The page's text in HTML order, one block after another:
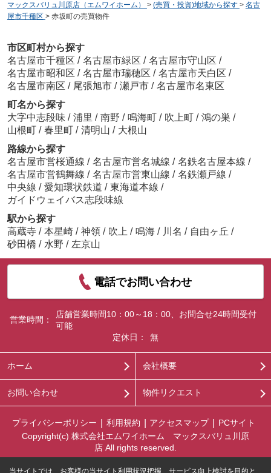
マックスバリュ川原店（エムワイホーム） > (売買・投資)地域から探す > 名古
屋市千種区 > 赤坂町の売買物件
市区町村から探す
名古屋市千種区 / 名古屋市緑区 / 名古屋市守山区 /
名古屋市昭和区 / 名古屋市瑞穂区 / 名古屋市天白区 /
名古屋市南区 / 尾張旭市 / 瀬戸市 / 名古屋市名東区
町名から探す
大字中志段味 / 浦里 / 南野 / 鳴海町 / 吹上町 / 鴻の巣 /
山根町 / 春里町 / 清明山 / 大根山
路線から探す
名古屋市営桜通線 / 名古屋市営名城線 / 名鉄名古屋本線 /
名古屋市営鶴舞線 / 名古屋市営東山線 / 名鉄瀬戸線 /
中央線 / 愛知環状鉄道 / 東海道本線 /
ガイドウェイバス志段味線
駅から探す
高蔵寺 / 本星崎 / 神領 / 吹上 / 鳴海 / 川名 / 自由ヶ丘 /
砂田橋 / 水野 / 左京山
電話でお問い合わせ
営業時間：
店舗営業時間10：00～18：00、お問合せ24時間受付
可能
定休日：
無
ホーム 会社概要
お問い合わせ 物件リクエスト
プライバシーポリシー 利用規約 アクセスマップ
PCサイト
Copyright(c) 株式会社エムワイホーム マックスバリュ川原
店 All rights reserved.
当サイトでは、お客様の当サイト利用状況把握、サービス向上検討を目的と